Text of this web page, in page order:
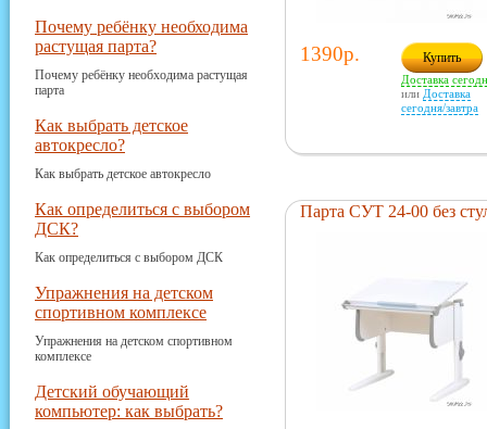
Почему ребёнку необходима
растущая парта?
Почему ребёнку необходима растущая
парта
Как выбрать детское
автокресло?
Как выбрать детское автокресло
Как определиться с выбором
ДСК?
Как определиться с выбором ДСК
Упражнения на детском
спортивном комплексе
Упражнения на детском спортивном
комплексе
Детский обучающий
компьютер: как выбрать?
1390р. Купить
Доставка
или Доставка
сегодня/завтра
Парта СУТ 24-00 без